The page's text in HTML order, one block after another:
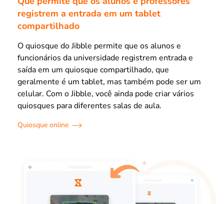
registrem a entrada em um tablet
compartilhado
O quiosque do Jibble permite que os alunos e
funcionários da universidade registrem entrada e
saída em um quiosque compartilhado, que
geralmente é um tablet, mas também pode ser um
celular. Com o Jibble, você ainda pode criar vários
quiosques para diferentes salas de aula.
Quiosque online